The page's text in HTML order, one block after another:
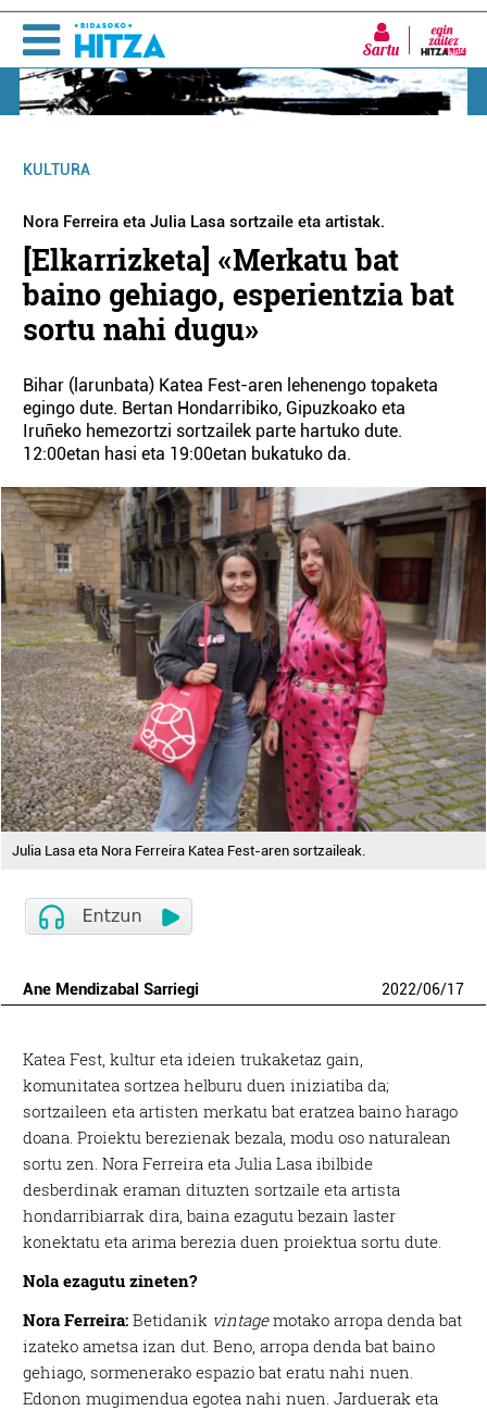
Sartu
KULTURA
Nora Ferreira eta Julia Lasa sortzaile eta artistak.
[Elkarrizketa] «Merkatu bat
baino gehiago, esperientzia bat
sortu nahi dugu»
Bihar (larunbata) Katea Fest-aren lehenengo topaketa
egingo dute. Bertan Hondarribiko, Gipuzkoako eta
Iruñeko hemezortzi sortzailek parte hartuko dute.
12:00etan hasi eta 19:00etan bukatuko da.
Julia Lasa eta Nora Ferreira Katea Fest-aren sortzaileak.
Ane Mendizabal Sarriegi 2022/06/17
Katea Fest, kultur eta ideien trukaketaz gain,
komunitatea sortzea helburu duen iniziatiba da;
sortzaileen eta artisten merkatu bat eratzea baino harago
doana. Proiektu berezienak bezala, modu oso naturalean
sortu zen. Nora Ferreira eta Julia Lasa ibilbide
desberdinak eraman dituzten sortzaile eta artista
hondarribiarrak dira, baina ezagutu bezain laster
konektatu eta arima berezia duen proiektua sortu dute.
Nola ezagutu zineten?
Nora Ferreira: Betidanik vintagemotako arropa denda bat
izateko ametsa izan dut. Beno, arropa denda bat baino
gehiago, sormenerako espazio bat eratu nahi nuen.
Edonon mugimendua egotea nahi nuen. Jarduerak eta